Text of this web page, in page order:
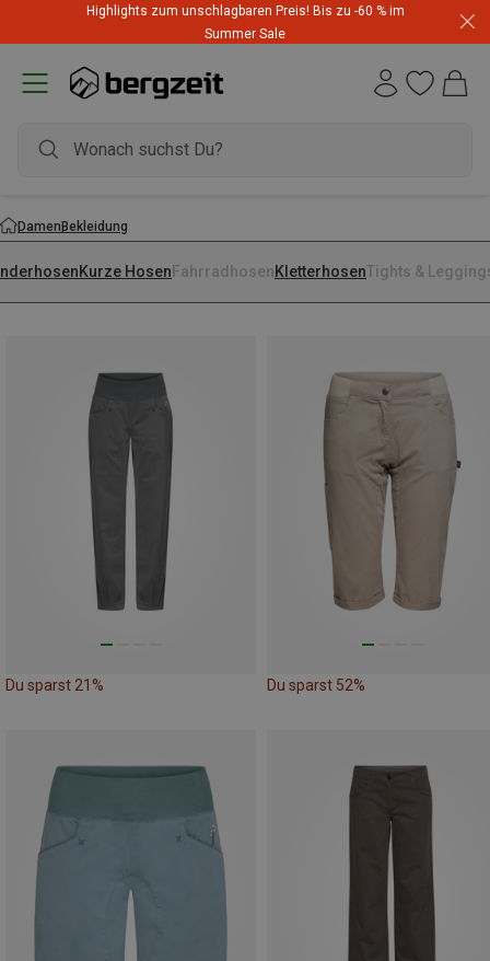
Highlights zum unschlagbaren Preis! Bis zu -60 % im
Summer Sale
DamenBekleidung
Kurze Hosen FahrradhosenKletterhosenTights &
Du sparst 21% Du sparst 52%